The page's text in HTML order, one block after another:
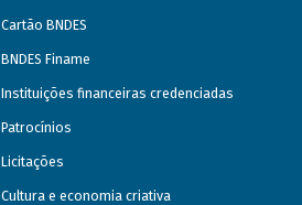
Cartão BNDES
BNDES Finame
Instituições financeiras credenciadas
Patrocínios
Licitações
Cultura e economia criativa